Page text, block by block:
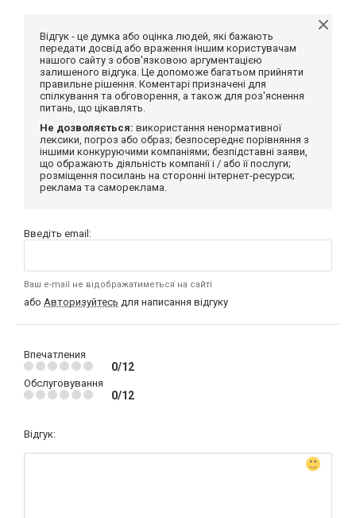
Відгук - це думка або оцінка людей, які бажають
передати досвід або враження іншим користувачам
нашого сайту з обов'язковою аргументацією
залишеного відгука. Це допоможе багатьом прийняти
правильне рішення. Коментарі призначені для
спілкування та обговорення, а також для роз'яснення
питань, що цікавлять.
Не дозволяється: використання ненормативної
лексики, погроз або образ; безпосереднє порівняння з
іншими конкуруючими компаніями; безпідставні заяви,
що ображають діяльність компанії і / або її послуги;
розміщення посилань на сторонні інтернет-ресурси;
реклама та самореклама.
Введіть email:
Ваш e-mail не відображатиметься на сайті
або Авторизуйтесь для написання відгуку
Впечатления
0/12
Обслуговування
0/12
Відгук: